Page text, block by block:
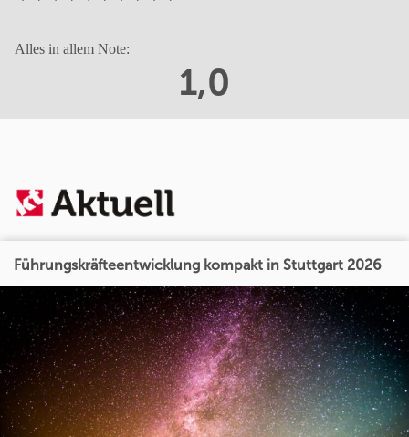
Alles in allem Note:
1,0
Führungskräfteentwicklung kompakt in Stuttgart 2026